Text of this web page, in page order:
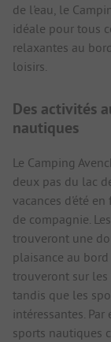
de l'eau, le
idéale pour tous
relaxantes au
loisirs.
Des activités
nautiques
Le Camping
deux pas du lac
vacances d'été
de compagnie.
trouveront une
plaisance au
trouveront sur les
tandis que les
intéressantes.
sports nautiques